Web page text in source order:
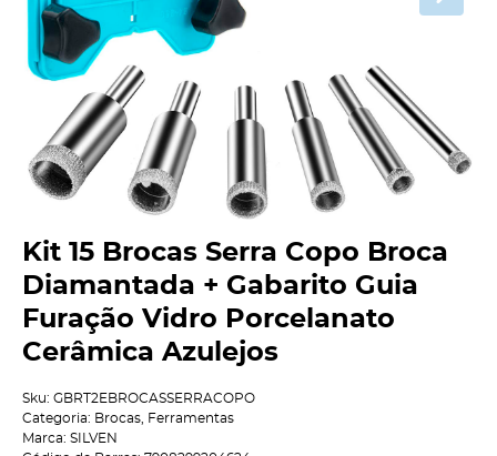
Kit 15 Brocas Serra Copo Broca
Diamantada + Gabarito Guia
Furação Vidro Porcelanato
Cerâmica Azulejos
Sku: GBRT2EBROCASSERRACOPO
Categoria: Brocas
Ferramentas
Marca: SILVEN